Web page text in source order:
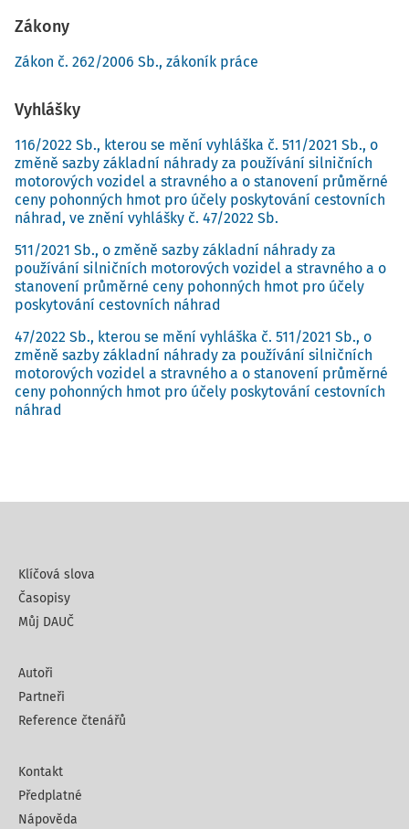
Zákony
Zákon č. 262/2006 Sb., zákoník práce
Vyhlášky
116/2022 Sb., kterou se mění vyhláška č. 511/2021 Sb., o
změně sazby základní náhrady za používání silničních
motorových vozidel a stravného a o stanovení průměrné
ceny pohonných hmot pro účely poskytování cestovních
náhrad, ve znění vyhlášky č. 47/2022 Sb.
511/2021 Sb., o změně sazby základní náhrady za
používání silničních motorových vozidel a stravného a o
stanovení průměrné ceny pohonných hmot pro účely
poskytování cestovních náhrad
47/2022 Sb., kterou se mění vyhláška č. 511/2021 Sb., o
změně sazby základní náhrady za používání silničních
motorových vozidel a stravného a o stanovení průměrné
ceny pohonných hmot pro účely poskytování cestovních
náhrad
Klíčová slova
Časopisy
Můj DAUČ
Autoři
Partneři
Reference čtenářů
Kontakt
Předplatné
Nápověda